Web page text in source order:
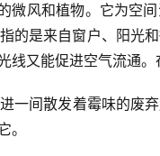
微风和植物。它为空
的是来自窗户、阳光
又能促进空气流通
一间散发着霉味的
。